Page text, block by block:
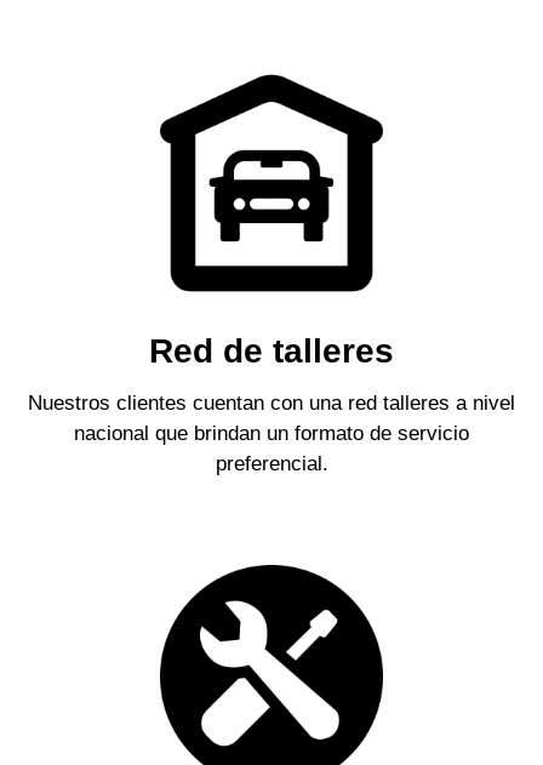
Red de talleres
Nuestros clientes cuentan con una red talleres a nivel
nacional que brindan un formato de servicio
preferencial.